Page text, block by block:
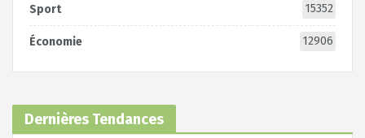
Sport 15352
Économie 12906
Dernières Tendances